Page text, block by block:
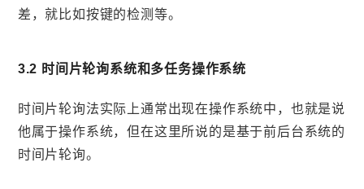
差，就比如按键的检测等。
3.2 时间片轮询系统和多任务操作系统
时间片轮询法实际上通常出现在操作系统中，也就是说
他属于操作系统，但在这里所说的是基于前后台系统的
时间片轮询。